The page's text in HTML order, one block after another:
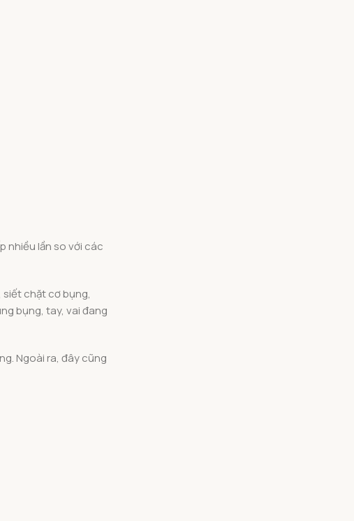
nhiều lần so với các
chặt cơ bụng,
bụng, tay, vai đang
Ngoài ra, đây cũng